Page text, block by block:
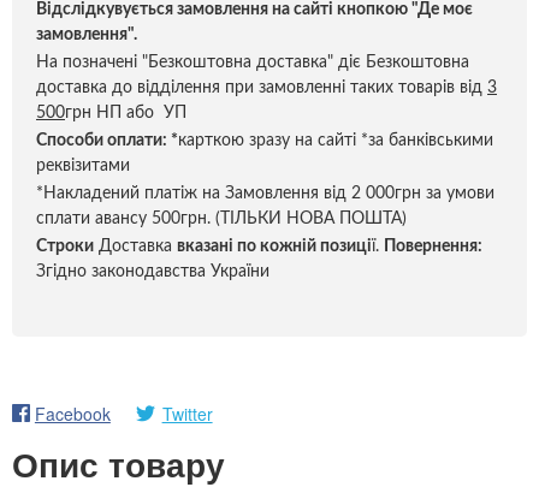
Відслідкувується замовлення на сайті кнопкою "Де моє
замовлення".
На позначені "Безкоштовна доставка" діє Безкоштовна
доставка до відділення при замовленні таких товарів від 3
500грн НП або УП
Способи оплати: *карткою зразу на сайті *за банківськими
реквізитами
*Накладений платіж на Замовлення від 2 000грн за умови
сплати авансу 500грн. (ТІЛЬКИ НОВА ПОШТА)
Строки Доставка вказані по кожній позиції.
Повернення:
Згідно законодавства України
Facebook Twitter
Опис товару